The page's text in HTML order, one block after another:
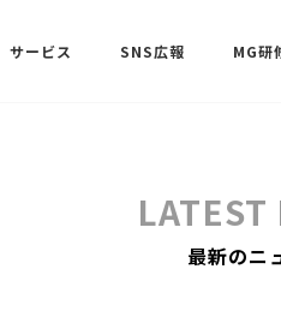
サービス SNS広報 MG研
LATEST
最新のニ